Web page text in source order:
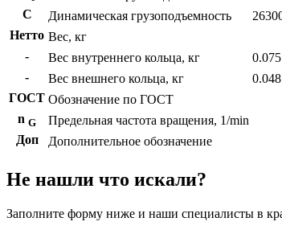
C
Динамическая грузоподъемность
Нетто Вес, кг
-
Вес внутреннего кольца, кг
0.075
-
Вес внешнего кольца, кг
0.048
ГОСТ Обозначение по ГОСТ
n G
Предельная частота вращения, 1/min
Доп
Дополнительное обозначение
Не нашли что искали?
Заполните форму ниже и наши специалисты в